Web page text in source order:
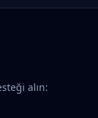
alın: